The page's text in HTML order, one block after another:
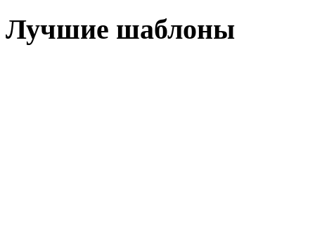
Лучшие шаблоны